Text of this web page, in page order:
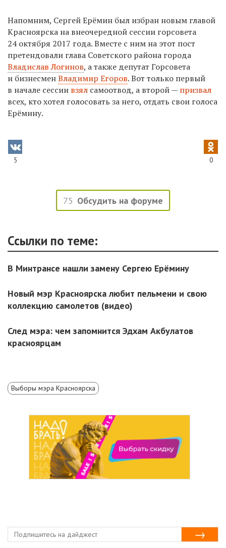
Напомним, Сергей Ерёмин был избран новым главой
Красноярска на внеочередной сессии горсовета
24 октября 2017 года. Вместе с ним на этот пост
претендовали глава Советского района города
Владислав Логинов, а также депутат Горсовета
и бизнесменВладимир Егоров. Вот только первый
в начале сессии взял самоотвод, а второй — призвал
всех, кто хотел голосовать за него, отдать свои голоса
Ерёмину.
5 0
75 Обсудить на форуме
Ссылки по теме:
В Минтрансе нашли замену Сергею Ерёмину
Новый мэр Красноярска любит пельмени и свою
коллекцию самолетов (видео)
След мэра: чем запомнится Эдхам Акбулатов
красноярцам
Выборы мэра Красноярска